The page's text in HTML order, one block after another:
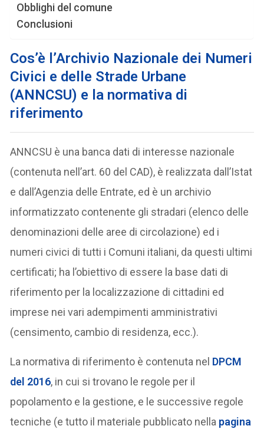
Obblighi del comune
Conclusioni
Cos’è l’Archivio Nazionale dei Numeri
Civici e delle Strade Urbane
(ANNCSU) e la normativa di
riferimento
ANNCSU è una banca dati di interesse nazionale
(contenuta nell’art. 60 del CAD), è realizzata dall’Istat
e dall’Agenzia delle Entrate, ed è un archivio
informatizzato contenente gli stradari (elenco delle
denominazioni delle aree di circolazione) ed i
numeri civici di tutti i Comuni italiani, da questi ultimi
certificati; ha l’obiettivo di essere la base dati di
riferimento per la localizzazione di cittadini ed
imprese nei vari adempimenti amministrativi
(censimento, cambio di residenza, ecc.).
La normativa di riferimento è contenuta nel DPCM
del 2016, in cui si trovano le regole per il
popolamento e la gestione, e le successive regole
tecniche (e tutto il materiale pubblicato nella pagina